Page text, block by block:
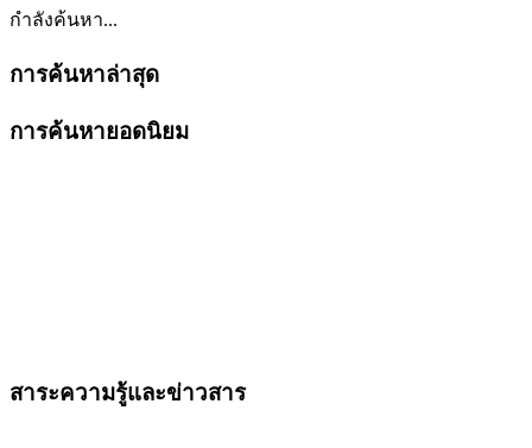
กำลังค้นหา...
การค้นหาล่าสุด
การค้นหายอดนิยม
สาระความรู้และข่าวสาร